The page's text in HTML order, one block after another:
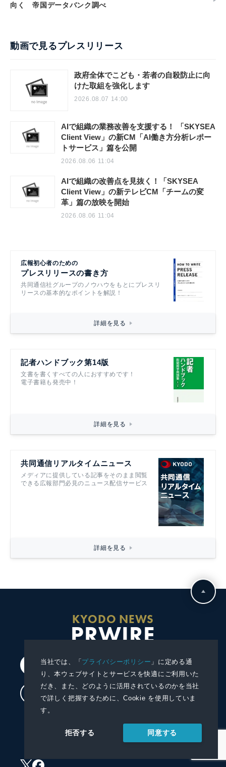
当社では、「プライバシーポリシー 」に定める通
り、本ウェブサイトとサービスを快適にご利用いた
だき、また、どのように活用されているのかを当社
で詳しく把握するために、Cookie を使用していま
す。
拒否する 同意する
向く 帝国データバンク調べ
動画で見るプレスリリース
政府全体でこども・若者の自殺防止に向
けた取組を強化します
2026.08.07 14:00
AIで組織の業務改善を支援する！ 「SKYSEA
Client View」の新CM「AI働き方分析レポー
トサービス」篇を公開
2026.08.06 11:04
AIで組織の改善点を見抜く！「SKYSEA
Client View」の新テレビCM「チームの変
革」篇の放映を開始
2026.08.06 11:04
広報初心者のための
プレスリリースの書き方
共同通信社グループのノウハウをもとにプレスリ
リースの基本的なポイントを解説！
詳細を見る
記者ハンドブック第14版
文書を書くすべての人におすすめです！
電子書籍も発売中！
詳細を見る
共同通信リアルタイムニュース
メディアに提供している記事をそのまま閲覧
できる広報部門必見のニュース配信サービス
詳細を見る
KYODO NEWS
PRWIRE
会員登録
プレスリリースを受信する